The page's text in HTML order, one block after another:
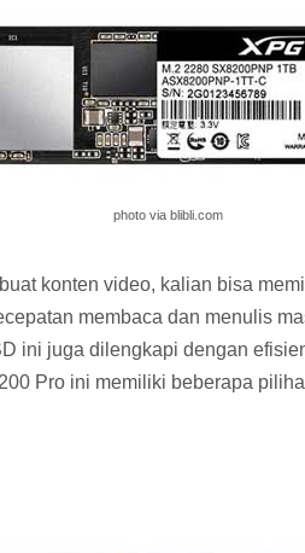
photo via blibli.com
konten video, kalian bisa
membaca dan menulis
ini juga dilengkapi dengan
Pro ini memiliki beberapa